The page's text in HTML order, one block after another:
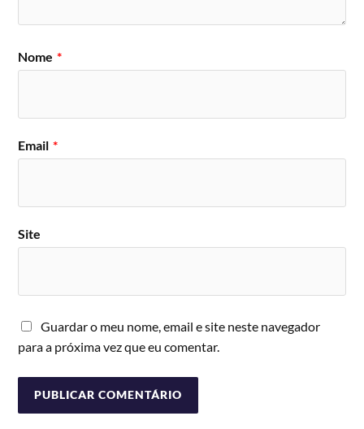
Nome *
Email *
Site
Guardar o meu nome, email e site neste navegador
para a próxima vez que eu comentar.